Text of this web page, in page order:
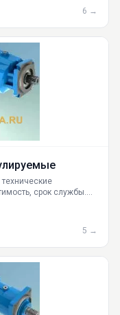
Казань и
6 →
срок службы.
5 →